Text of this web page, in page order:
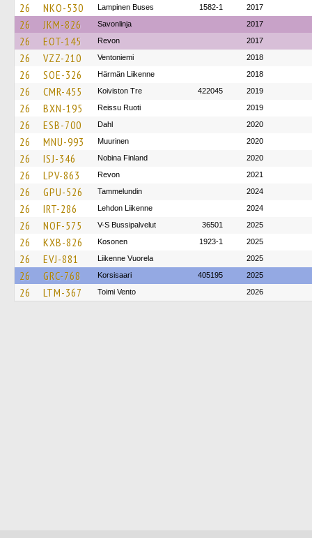
26 NKO-530 Lampinen Buses 1582-1 2017
26 JKM-826 Savonlinja 2017
26 EOT-145 Revon 2017
26 VZZ-210 Ventoniemi 2018
26 SOE-326 Härmän Liikenne 2018
26 CMR-455 Koiviston Tre 422045 2019
26 BXN-195 Reissu Ruoti 2019
26 ESB-700 Dahl 2020
26 MNU-993 Muurinen 2020
26 ISJ-346 Nobina Finland 2020
26 LPV-863 Revon 2021
26 GPU-526 Tammelundin 2024
26 IRT-286 Lehdon Liikenne 2024
26 NOF-575 V-S Bussipalvelut 36501 2025
26 KXB-826 Kosonen 1923-1 2025
26 EVJ-881 Liikenne Vuorela 2025
26 GRC-768 Korsisaari 405195 2025
26 LTM-367 Toimi Vento 2026